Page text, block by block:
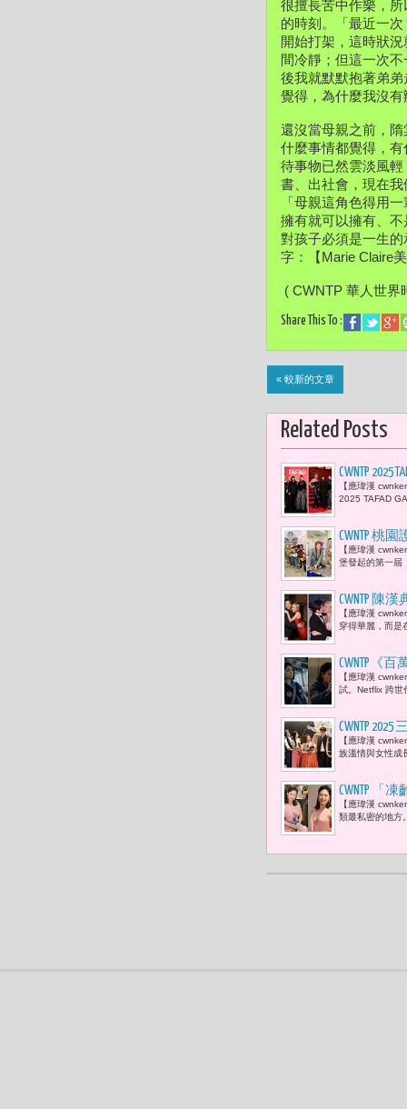
很擅長苦中作樂，
的時刻。「最近一
開始打架，這時狀
間冷靜；但這一次
後我就默默抱著弟
覺得，為什麼我沒
還沒當母親之前，
什麼事情都覺得，
待事物已然雲淡風
書、出社會，現在
「母親這角色得用
擁有就可以擁有、
對孩子必須是一生
字：【Marie Claire
( CWNTP 華人世界
Share This To :
« 較新的文章
Related Posts
CWNTP
「針織教
【應瑋漢
2025 TAFAD
CWNTP 桃
驅車競技
【應瑋漢
堡發起的第一屆
CWNTP 陳
House
【應瑋漢
穿得華麗，而是
CWNTP《
翰）揭開
【應瑋漢
試。Netflix 跨世
CWNTP
培》三部
【應瑋漢
族溫情與女性成
CWNTP 「
革命，
【應瑋漢
類最私密的地方